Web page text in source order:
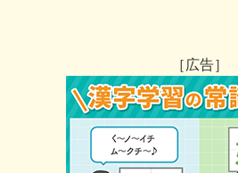
［広告］